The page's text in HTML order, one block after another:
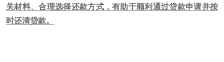
关材料、合理选择还款方式，有助于顺利通过贷款申请并按
时还清贷款。